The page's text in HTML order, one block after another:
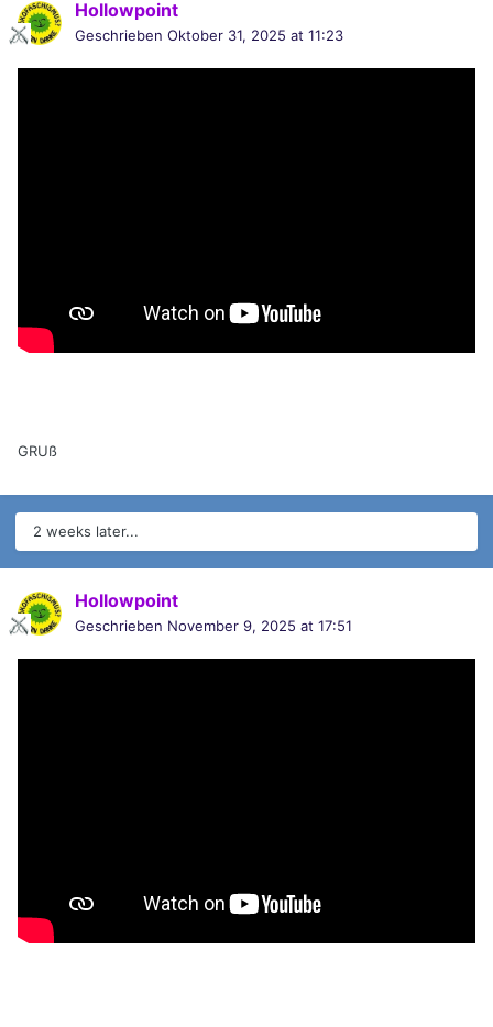
Hollowpoint
Geschrieben Oktober 31, 2025 at 11:23
GRUß
2 weeks later...
Hollowpoint
Geschrieben November 9, 2025 at 17:51